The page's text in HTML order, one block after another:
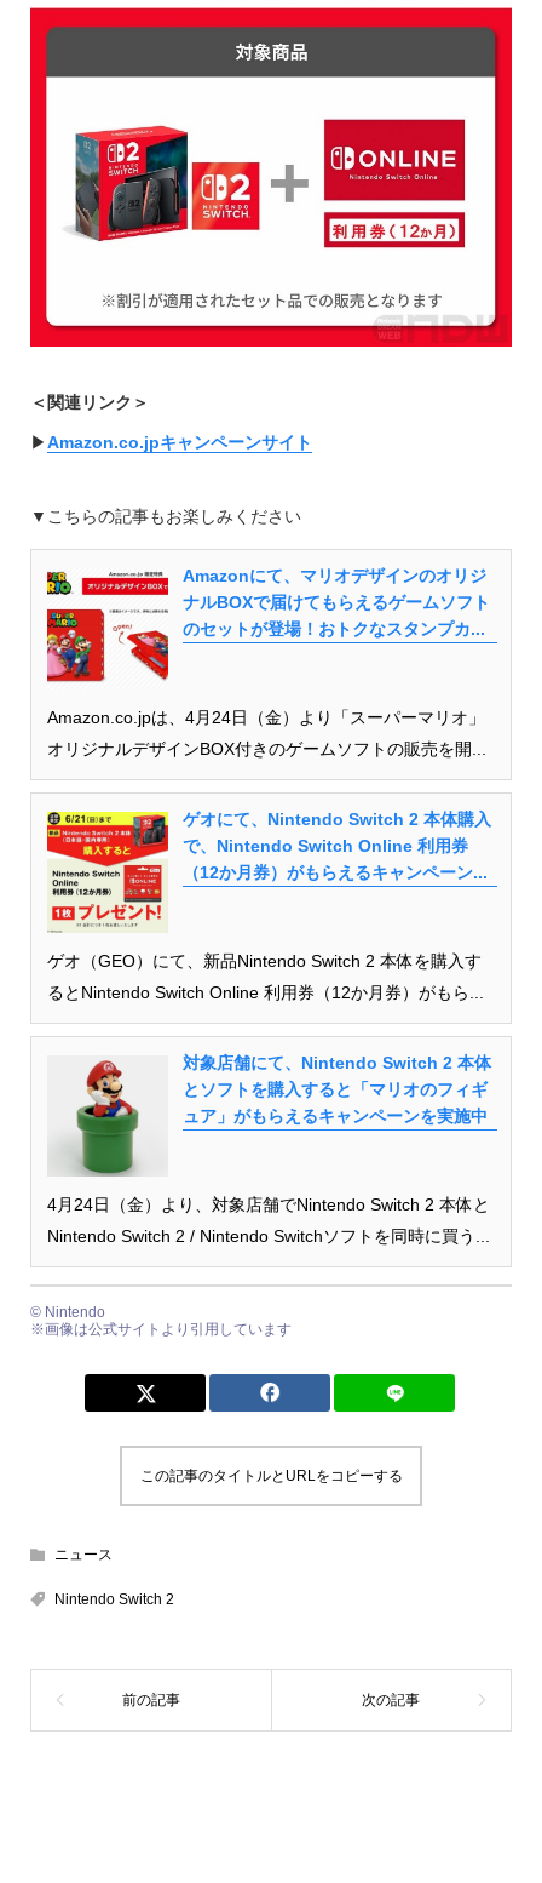
＜関連リンク＞
▶︎Amazon.co.jpキャンペーンサイト
▼こちらの記事もお楽しみください
Amazonにて、マリオデザインのオリジ
ナルBOXで届けてもらえるゲームソフト
のセットが登場！おトクなスタンプカ...
Amazon.co.jpは、4月24日（金）より「スーパーマリオ」
オリジナルデザインBOX付きのゲームソフトの販売を開...
ゲオにて、Nintendo Switch 2 本体購入
で、Nintendo Switch Online 利用券
（12か月券）がもらえるキャンペーン...
ゲオ（GEO）にて、新品Nintendo Switch 2 本体を購入す
るとNintendo Switch Online 利用券（12か月券）がもら...
対象店舗にて、Nintendo Switch 2 本体
とソフトを購入すると「マリオのフィギ
ュア」がもらえるキャンペーンを実施中
4月24日（金）より、対象店舗でNintendo Switch 2 本体と
Nintendo Switch 2 / Nintendo Switchソフトを同時に買う...
© Nintendo
※画像は公式サイトより引用しています
この記事のタイトルとURLをコピーする
ニュース
Nintendo Switch 2